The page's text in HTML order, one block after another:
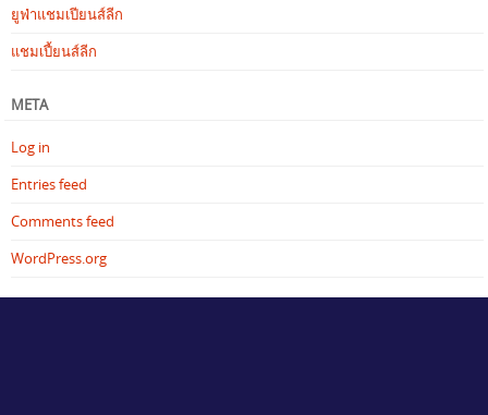
ยูฟ่าแชมเปียนส์ลีก
แชมเปี้ยนส์ลีก
META
Log in
Entries feed
Comments feed
WordPress.org